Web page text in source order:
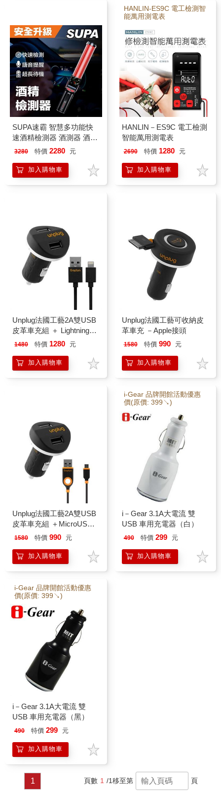
SUPA速霸 智慧多功能快
速酒精檢測器 酒測器 酒測
棒 指揮棒
3280 特價 2280 元
加入購物車
HANLIN-ES9C 電工檢測智
能萬用測電表
HANLIN－ES9C 電工檢測
智能萬用測電表
2690 特價 1280 元
加入購物車
Unplug法國工藝2A雙USB
皮革車充組 ＋ Lightning充
電傳輸線
1480 特價 1280 元
加入購物車
Unplug法國工藝可收納皮
革車充 －Apple接頭
1580 特價 990 元
加入購物車
Unplug法國工藝2A雙USB
皮革車充組 ＋MicroUSB
充電傳輸線
1580 特價 990 元
加入購物車
i-Gear 品牌開館活動優惠
價(原價: 399↘)
i－Gear 3.1A大電流 雙
USB 車用充電器（白）
490 特價 299 元
加入購物車
i-Gear 品牌開館活動優惠
價(原價: 399↘)
i－Gear 3.1A大電流 雙
USB 車用充電器（黑）
490 特價 299 元
加入購物車
1 頁數 1 /1移至第 頁